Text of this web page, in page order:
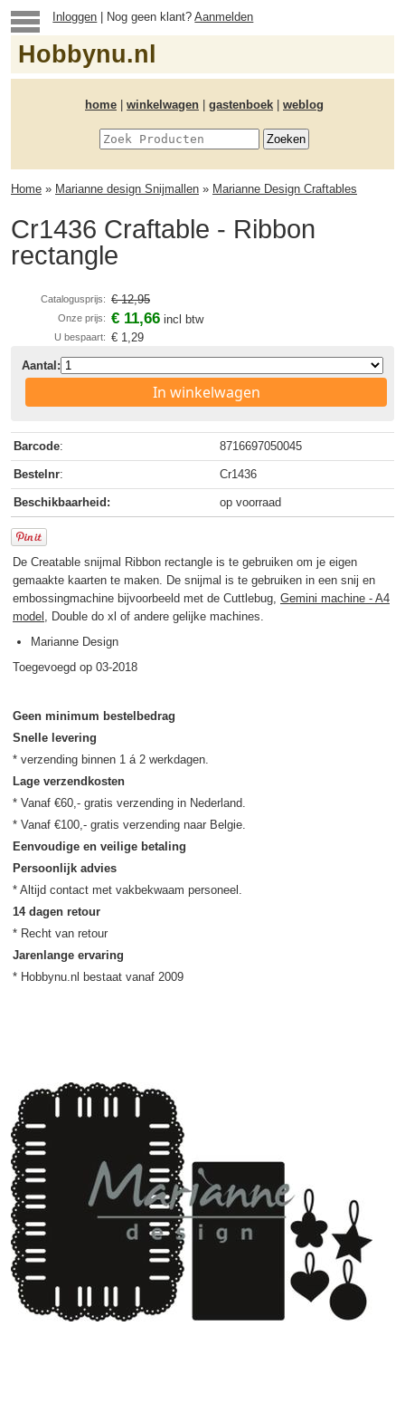
Inloggen | Nog geen klant?Aanmelden
Hobbynu.nl
home winkelwagen gastenboek weblog
Home » Marianne design Snijmallen » Marianne Design Craftables
Cr1436 Craftable - Ribbon
rectangle
Catalogusprijs: € 12,95
Onze prijs: € 11,66 incl btw
U bespaart: € 1,29
Aantal:
In winkelwagen
Barcode: 8716697050045
Bestelnr: Cr1436
Beschikbaarheid: op voorraad
De Creatable snijmal Ribbon rectangle is te gebruiken om je eigen
gemaakte kaarten te maken. De snijmal is te gebruiken in een snij en
embossingmachine bijvoorbeeld met de Cuttlebug, Gemini machine - A4
model , Double do xl of andere gelijke machines.
Marianne Design
Toegevoegd op 03-2018
Geen minimum bestelbedrag
Snelle levering
Lage verzendkosten
* Vanaf €60,- gratis verzending in Nederland.
Eenvoudige en veilige betaling
Persoonlijk advies
14 dagen retour
Jarenlange ervaring
* Hobbynu.nl bestaat vanaf 2009